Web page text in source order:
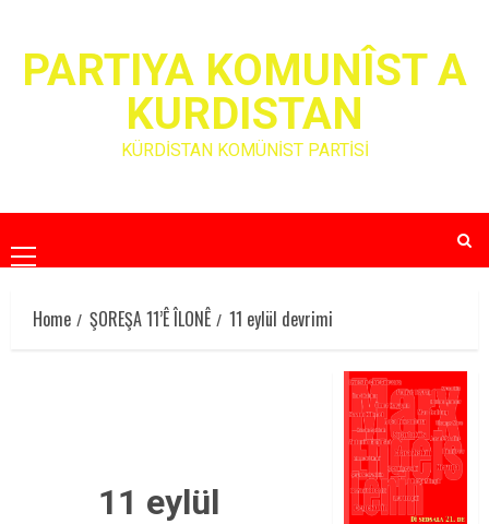
contentPARTIYA KOMUNÎST A
KURDISTAN
KÜRDİSTAN KOMÜNİST PARTİSİ
Primary
Menu
Home
ŞOREŞA 11’Ê ÎLONÊ 11 eylül devrimi
11 eylül